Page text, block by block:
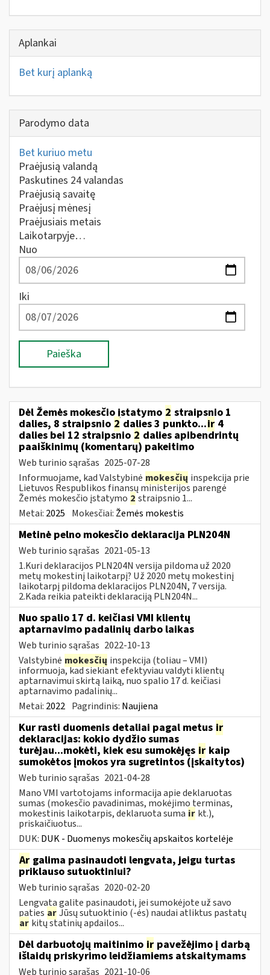
Aplankai
Bet kurį aplanką
Parodymo data
Bet kuriuo metu
Praėjusią valandą
Paskutines 24 valandas
Praėjusią savaitę
Praėjusį mėnesį
Praėjusiais metais
Laikotarpyje…
Nuo
Iki
Paieška
Dėl Žemės mokesčio įstatymo 2 straipsnio 1
dalies, 8 straipsnio 2 dalies 3 punkto...ir 4
dalies bei 12 straipsnio 2 dalies apibendrintų
paaiškinimų (komentarų) pakeitimo
Web turinio sąrašas 2025-07-28
Informuojame, kad Valstybinė mokesčių inspekcija prie
Lietuvos Respublikos finansų ministerijos parengė
Žemės mokesčio įstatymo 2 straipsnio 1...
Metai: 2025 Mokesčiai: Žemės mokestis
Metinė pelno mokesčio deklaracija PLN204N
Web turinio sąrašas 2021-05-13
1.Kuri deklaracijos PLN204N versija pildoma už 2020
metų mokestinį laikotarpį? Už 2020 metų mokestinį
laikotarpį pildoma deklaracijos PLN204N, 7 versija.
2.Kada reikia pateikti deklaraciją PLN204N...
Nuo spalio 17 d. keičiasi VMI klientų
aptarnavimo padalinių darbo laikas
Web turinio sąrašas 2022-10-13
Valstybinė mokesčių inspekcija (toliau – VMI)
informuoja, kad siekiant efektyviau valdyti klientų
aptarnavimui skirtą laiką, nuo spalio 17 d. keičiasi
aptarnavimo padalinių...
Metai: 2022 Pagrindinis: Naujiena
Kur rasti duomenis detaliai pagal metus ir
deklaracijas: kokio dydžio sumas
turėjau...mokėti, kiek esu sumokėjęs ir kaip
sumokėtos įmokos yra sugretintos (įskaitytos)
Web turinio sąrašas 2021-04-28
Mano VMI vartotojams informacija apie deklaruotas
sumas (mokesčio pavadinimas, mokėjimo terminas,
mokestinis laikotarpis, deklaruota suma ir kt.),
priskaičiuotus...
DUK: DUK - Duomenys mokesčių apskaitos kortelėje
Ar galima pasinaudoti lengvata, jeigu turtas
priklauso sutuoktiniui?
Web turinio sąrašas 2020-02-20
Lengvata galite pasinaudoti, jei sumokėjote už savo
paties arJūsų sutuoktinio (-ės) naudai atliktus pastatų
ar kitų statinių apdailos...
Dėl darbuotojų maitinimo ir pavežėjimo į darbą
išlaidų priskyrimo leidžiamiems atskaitymams
Web turinio sąrašas 2021-10-06